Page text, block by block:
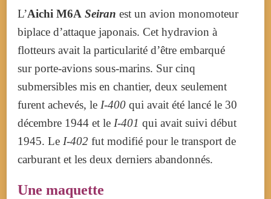
L’Aichi M6A Seiran est un avion monomoteur
biplace d’attaque japonais. Cet hydravion à
flotteurs avait la particularité d’être embarqué
sur porte-avions sous-marins. Sur cinq
submersibles mis en chantier, deux seulement
furent achevés, le I-400 qui avait été lancé le 30
décembre 1944 et le I-401 qui avait suivi début
1945. Le I-402 fut modifié pour le transport de
carburant et les deux derniers abandonnés.
Une maquette